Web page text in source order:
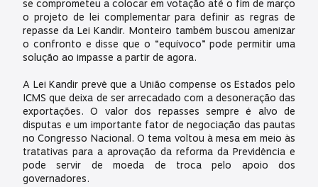
se comprometeu a colocar em votação até o fim de março
o projeto de lei complementar para definir as regras de
repasse da Lei Kandir. Monteiro também buscou amenizar
o confronto e disse que o “equívoco” pode permitir uma
solução ao impasse a partir de agora.
A Lei Kandir prevê que a União compense os Estados pelo
ICMS que deixa de ser arrecadado com a desoneração das
exportações. O valor dos repasses sempre é alvo de
disputas e um importante fator de negociação das pautas
no Congresso Nacional. O tema voltou à mesa em meio às
tratativas para a aprovação da reforma da Previdência e
pode servir de moeda de troca pelo apoio dos
governadores.